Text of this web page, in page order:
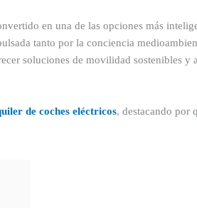
en una de las opciones más
tanto por la conciencia
soluciones de movilidad sostenibles y
de coches eléctricos, destacando por